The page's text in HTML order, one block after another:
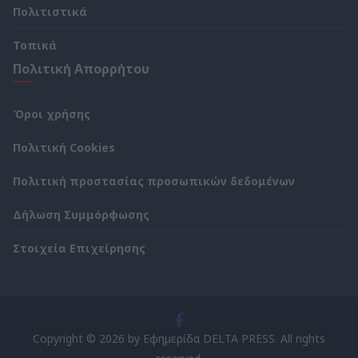
Πολιτιστικά
Τοπικά
Πολιτική Απορρήτου
Όροι χρήσης
Πολιτική Cookies
Πολιτική προστασίας προσωπικών δεδομένων
Δήλωση Συμμόρφωσης
Στοιχεία Επιχείρησης
Copyright © 2026 by Εφημερίδα DELTA PRESS. All rights